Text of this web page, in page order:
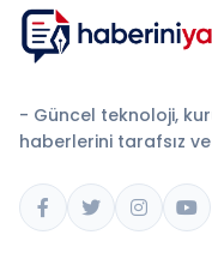
- Güncel teknoloji,
haberlerini tarafsız ve